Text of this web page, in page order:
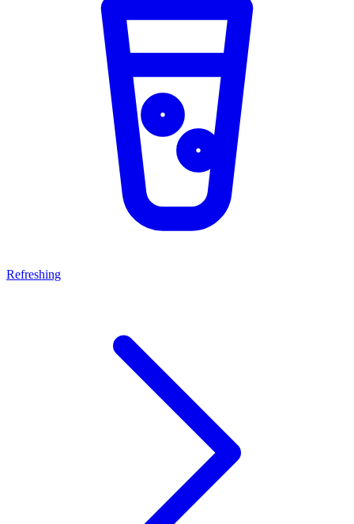
Refreshing